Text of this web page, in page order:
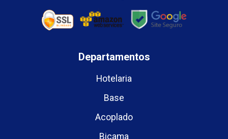
Departamentos
Hotelaria
Base
Acoplado
Bicama